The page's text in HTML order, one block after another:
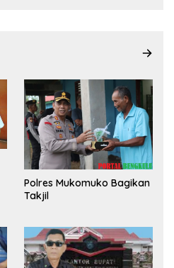
Polres Mukomuko Bagikan
Takjil